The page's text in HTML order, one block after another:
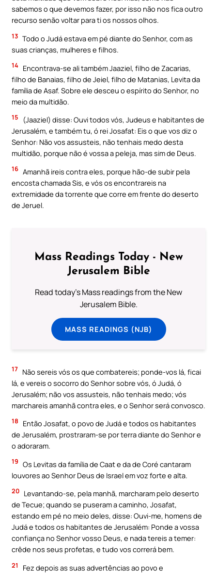
sabemos o que devemos fazer, por isso não nos fica outro
recurso senão voltar para ti os nossos olhos.
13 Todo o Judá estava em pé diante do Senhor, com as
suas crianças, mulheres e filhos.
14 Encontrava-se ali também Jaaziel, filho de Zacarias,
filho de Banaias, filho de Jeiel, filho de Matanias, Levita da
família de Asaf. Sobre ele desceu o espírito do Senhor, no
meio da multidão.
15
(Jaaziel) disse: Ouvi todos vós, Judeus e habitantes de
Jerusalém, e também tu, ó rei Josafat: Eis o que vos diz o
Senhor: Não vos assusteis, não tenhais medo desta
multidão, porque não é vossa a peleja, mas sim de Deus.
16 Amanhã ireis contra eles, porque hão-de subir pela
encosta chamada Sis, e vós os encontrareis na
extremidade da torrente que corre em frente do deserto
de Jeruel.
Mass Readings Today - New
Jerusalem Bible
Read today's Mass readings from the New
Jerusalem Bible.
MASS READINGS (NJB)
17 Não sereis vós os que combatereis; ponde-vos lá, ficai
lá, e vereis o socorro do Senhor sobre vós, ó Judá, ó
Jerusalém; não vos assusteis, não tenhais medo; vós
marchareis amanhã contra eles, e o Senhor será convosco.
18
Então Josafat, o povo de Judá e todos os habitantes
de Jerusalém, prostraram-se por terra diante do Senhor e
o adoraram.
19 Os Levitas da família de Caat e da de Coré cantaram
louvores ao Senhor Deus de Israel em voz forte e alta.
20 Levantando-se, pela manhã, marcharam pelo deserto
de Tecue; quando se puseram a caminho, Josafat,
estando em pé no meio deles, disse: Ouvi-me, homens de
Judá e todos os habitantes de Jerusalém: Ponde a vossa
confiança no Senhor vosso Deus, e nada tereis a temer:
crêde nos seus profetas, e tudo vos correrá bem.
21 Fez depois as suas advertências ao povo e